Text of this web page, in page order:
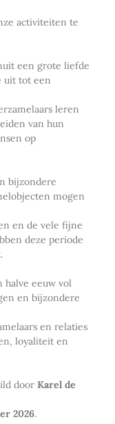
activiteiten te
een grote liefde
uit tot een
leren
van hun
op
bijzondere
mogen
en de vele fijne
deze periode
eeuw vol
en bijzondere
en relaties
loyaliteit en
door Karel de
2026.